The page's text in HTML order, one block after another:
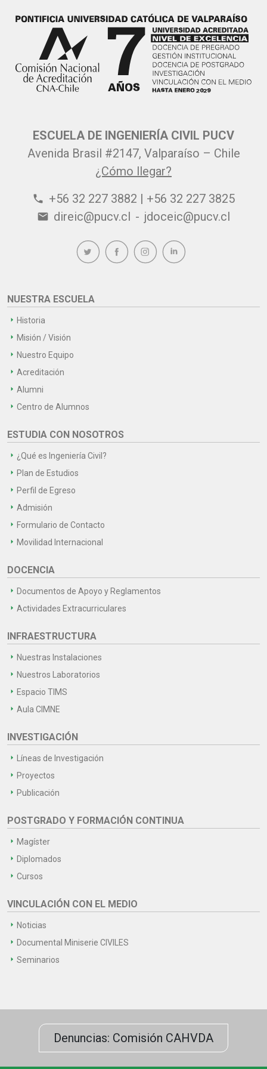
ESCUELA DE INGENIERÍA CIVIL PUCV
Avenida Brasil #2147, Valparaíso – Chile
¿Cómo llegar?
phone +56 32 227 3882 | +56 32 227 3825
email direic@pucv.cl - jdoceic@pucv.cl
NUESTRA ESCUELA
Historia
Misión / Visión
Nuestro Equipo
Acreditación
Alumni
Centro de Alumnos
ESTUDIA CON NOSOTROS
¿Qué es Ingeniería Civil?
Plan de Estudios
Perfil de Egreso
Admisión
Formulario de Contacto
Movilidad Internacional
DOCENCIA
Documentos de Apoyo y Reglamentos
Actividades Extracurriculares
INFRAESTRUCTURA
Nuestras Instalaciones
Nuestros Laboratorios
Espacio TIMS
Aula CIMNE
INVESTIGACIÓN
Líneas de Investigación
Proyectos
Publicación
POSTGRADO Y FORMACIÓN CONTINUA
Magíster
Diplomados
Cursos
VINCULACIÓN CON EL MEDIO
Noticias
Documental Miniserie CIVILES
Seminarios
Denuncias: Comisión CAHVDA